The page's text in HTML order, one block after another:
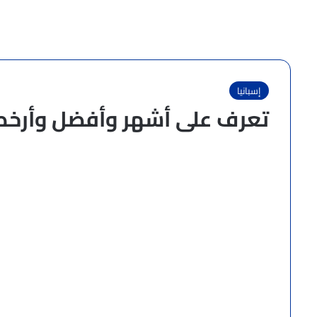
إسبانيا
تعرف على أشهر وأفضل وأرخص 10 جامعات في